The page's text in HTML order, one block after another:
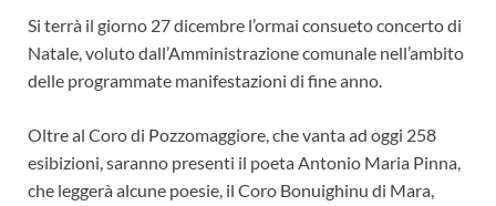
Si terrà il giorno 27 dicembre l’ormai consueto concerto di
Natale, voluto dall’Amministrazione comunale nell’ambito
delle programmate manifestazioni di fine anno.
Oltre al Coro di Pozzomaggiore, che vanta ad oggi 258
esibizioni, saranno presenti il poeta Antonio Maria Pinna,
che leggerà alcune poesie, il Coro Bonuighinu di Mara,